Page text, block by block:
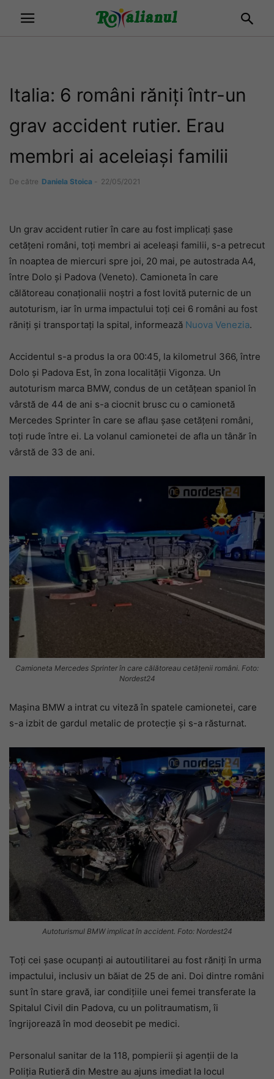
Italia: 6 români răniți într-un
grav accident rutier. Erau
membri ai aceleiași familii
De către Daniela Stoica - 22/05/2021
Un grav accident rutier în care au fost implicați șase
cetățeni români, toți membri ai aceleași familii, s-a petrecut
în noaptea de miercuri spre joi, 20 mai, pe autostrada A4,
între Dolo și Padova (Veneto). Camioneta în care
călătoreau conaționalii noștri a fost lovită puternic de un
autoturism, iar în urma impactului toți cei 6 români au fost
răniți și transportați la spital, informează Nuova Venezia.
Accidentul s-a produs la ora 00:45, la kilometrul 366, între
Dolo și Padova Est, în zona localității Vigonza. Un
autoturism marca BMW, condus de un cetățean spaniol în
vârstă de 44 de ani s-a ciocnit brusc cu o camionetă
Mercedes Sprinter în care se aflau șase cetățeni români,
toți rude între ei. La volanul camionetei de afla un tânăr în
vârstă de 33 de ani.
Camioneta Mercedes Sprinter în care călătoreau cetățenii români. Foto:
Nordest24
Mașina BMW a intrat cu viteză în spatele camionetei, care
s-a izbit de gardul metalic de protecție și s-a răsturnat.
Autoturismul BMW implicat în accident. Foto: Nordest24
Toți cei șase ocupanți ai autoutilitarei au fost răniți în urma
impactului, inclusiv un băiat de 25 de ani. Doi dintre români
sunt în stare gravă, iar condițiile unei femei transferate la
Spitalul Civil din Padova, cu un politraumatism, îi
îngrijorează în mod deosebit pe medici.
Personalul sanitar de la 118, pompierii și agenții de la
Poliția Rutieră din Mestre au ajuns imediat la locul